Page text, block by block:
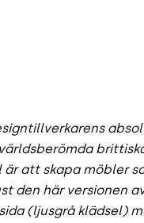
är att skapa möbler
den här versionen
(ljusgrå klädsel)